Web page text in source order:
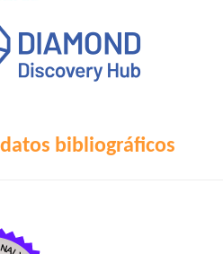
bibliográficos